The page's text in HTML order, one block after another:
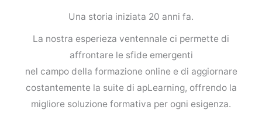
Una storia iniziata 20 anni fa.
La nostra esperieza ventennale ci permette di
affrontare le sfide emergenti
nel campo della formazione online e di aggiornare
costantemente la suite di apLearning, offrendo la
migliore soluzione formativa per ogni esigenza.